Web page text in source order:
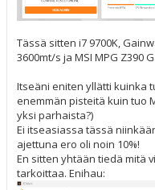
Tässä sitten i7 9700K,
3600mt/s ja MSI MPG Z390
Itseäni eniten yllätti kuinka
enemmän pisteitä kuin tuo
yksi parhaista?)
Ei itseasiassa tässä
ajettuna ero oli noin 10%!
En sitten yhtään tiedä mitä
tarkoittaa. Enihau: